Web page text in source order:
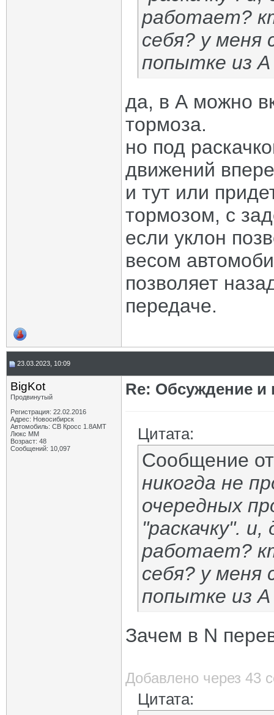
работает?
себя? у меня
попытке из
да, в А можно
тормоза.
но под
движений
и тут или
тормозом, с
если уклон
весом
позволяет
передаче.
23.03.2023, 10:09
BigKot
Продвинутый
Регистрация: 22.02.2016
Адрес: Новосибирск
Автомобиль: СВ Кросс 1.8АМТ
Люкс ММ
Возраст: 48
Сообщений: 10,097
Re: Обсуждение
Цитата:
Сообщение
никогда не
очередных
"раскачку".
работает?
себя? у меня
попытке из
Зачем в N
Добавлено через 43
Цитата: